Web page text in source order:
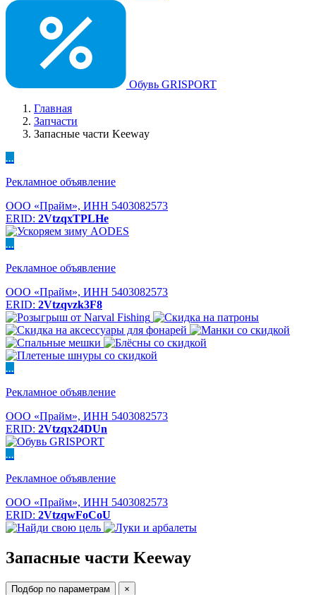
Обувь GRISPORT
Главная
Запчасти
Запасные части Keeway
...
Рекламное объявление
ООО «Прайм», ИНН 5403082573
ERID: 2VtzqxTPLHe
...
Рекламное объявление
ООО «Прайм», ИНН 5403082573
ERID: 2Vtzqvzk3F8
...
Рекламное объявление
ООО «Прайм», ИНН 5403082573
ERID: 2Vtzqx24DUn
...
Рекламное объявление
ООО «Прайм», ИНН 5403082573
ERID: 2VtzqwFoCoU
Запасные части Keeway
Подбор по параметрам ×